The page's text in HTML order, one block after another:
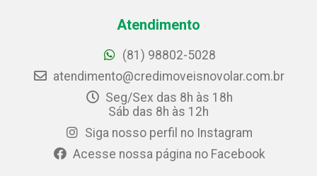
Atendimento
(81) 98802-5028
atendimento@credimoveisnovolar.com.br
Seg/Sex das 8h às 18h
Sáb das 8h às 12h
Siga nosso perfil no Instagram
Acesse nossa página no Facebook